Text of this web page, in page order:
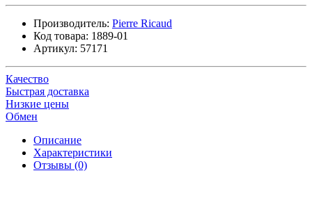
Производитель: Pierre Ricaud
Код товара: 1889-01
Артикул: 57171
Качество
Быстрая доставка
Низкие цены
Обмен
Описание
Характеристики
Отзывы (0)